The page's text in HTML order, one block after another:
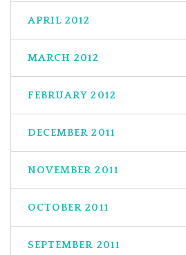
APRIL 2012
MARCH 2012
FEBRUARY 2012
DECEMBER 2011
NOVEMBER 2011
OCTOBER 2011
SEPTEMBER 2011